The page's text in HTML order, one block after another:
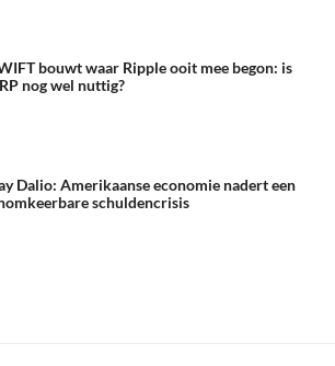
bouwt waar Ripple ooit mee begon: is
nog wel nuttig?
Dalio: Amerikaanse economie nadert een
schuldencrisis